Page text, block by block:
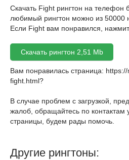
Скачать Fight рингтон на телефон
любимый рингтон можно из 50000
Если Fight вам понравился,
Скачать рингтон 2,51 Mb
Вам понравилась страница:
fight.html?
В случае проблем с загрузкой,
жалоб, обращайтесь по контактам
страницы, будем рады помочь.
Другие рингтоны: